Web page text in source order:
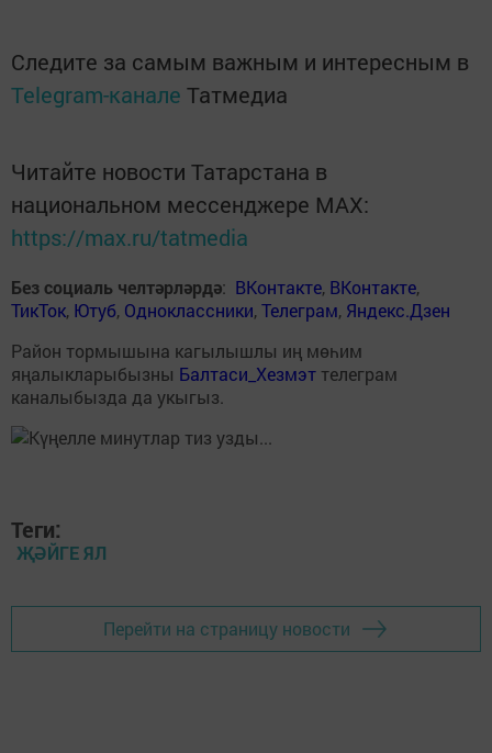
Следите за самым важным и интересным в
Telegram-канале Татмедиа
Читайте новости Татарстана в
национальном мессенджере MАХ:
https://max.ru/tatmedia
Без социаль челтәрләрдә: ВКонтакте, ВКонтакте,
ТикТок, Ютуб, Одноклассники,Телеграм, Яндекс.Дзен
Район тормышына кагылышлы иң мөһим
яңалыкларыбызны Балтаси_Хезмэт телеграм
каналыбызда да укыгыз.
Теги:
ҖӘЙГЕ ЯЛ
Перейти на страницу новости